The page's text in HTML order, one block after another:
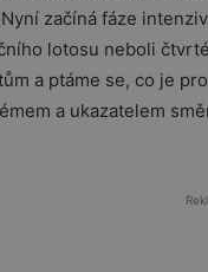
začíná fáze
lotosu neboli
a ptáme se, co je
a ukazatelem